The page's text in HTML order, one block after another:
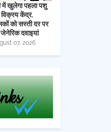
में खुलेगा पहला पशु
केंद्र,
को सस्ती दर पर
जेनेरिक दवाइयां
07, 2026